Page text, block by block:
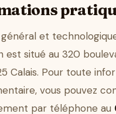
général et
est situé au 320
Calais. Pour toute
vous pouvez
par téléphone au